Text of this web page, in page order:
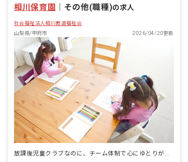
相川保育園 その他(職種)の求人
社会福祉法人相川教道福祉会
山梨県/甲府市
2026/04/20更新
放課後児童クラブなのに、チーム体制で心にゆとりが生まれた。